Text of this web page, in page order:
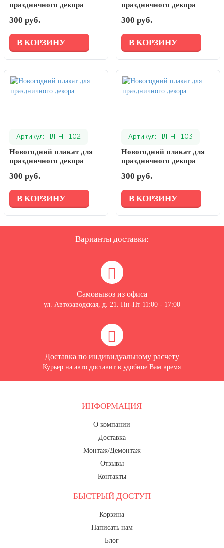
праздничного декора
300 руб.
В КОРЗИНУ
праздничного декора
300 руб.
В КОРЗИНУ
Артикул: ПЛ-НГ-102
Новогодний плакат для
праздничного декора
300 руб.
В КОРЗИНУ
Артикул: ПЛ-НГ-103
Новогодний плакат для
праздничного декора
300 руб.
В КОРЗИНУ
Варианты доставки:
Самовывоз из офиса
ул. Автозаводская, д. 21. Пн-Пт 11:00 - 17:00
Доставка по индивидуальному расчету
Курьер на авто доставит в удобное Вам время
ИНФОРМАЦИЯ
О компании
Доставка
Монтаж/Демонтаж
Отзывы
Контакты
БЫСТРЫЙ ДОСТУП
Корзина
Написать нам
Блог